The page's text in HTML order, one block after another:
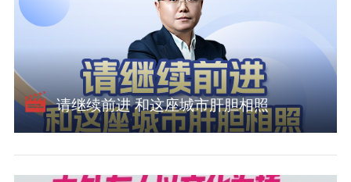
请继续前进 和这座城市肝胆相照